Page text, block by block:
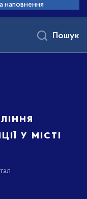
наповнення
у місті
Пошук